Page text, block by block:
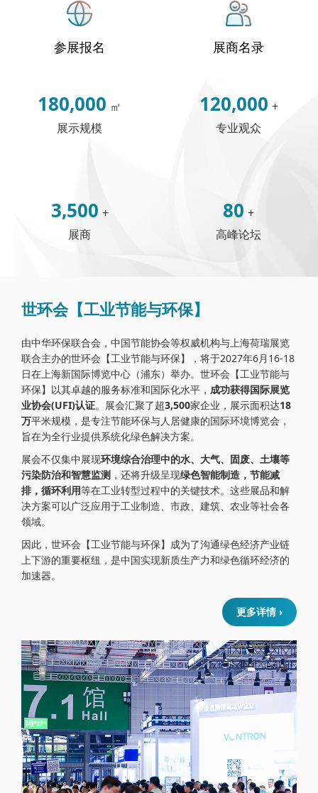
参展报名 展商名录
180,000 ㎡
展示规模
120,000 +
专业观众
3,500 +
展商
80 +
高峰论坛
世环会【工业节能与环保】
由中华环保联合会，中国节能协会等权威机构与上海荷瑞展览
联合主办的世环会【工业节能与环保】，将于2027年6月16-18
日在上海新国际博览中心（浦东）举办。世环会【工业节能与
环保】以其卓越的服务标准和国际化水平， 成功获得国际展览
业协会(UFI)认证。展会汇聚了超3,500家企业，展示面积达18
万平米规模，是专注节能环保与人居健康的国际环境博览会，
旨在为全行业提供系统化绿色解决方案。
展会不仅集中展现环境综合治理中的水、大气、固废、土壤等
污染防治和智慧监测 ，还将升级呈现绿色智能制造，节能减
排，循环利用等在工业转型过程中的关键技术。这些展品和解
决方案可以广泛应用于工业制造、市政、建筑、农业等社会各
领域。
因此，世环会【工业节能与环保】成为了沟通绿色经济产业链
上下游的重要枢纽，是中国实现新质生产力和绿色循环经济的
加速器。
更多详情 ›